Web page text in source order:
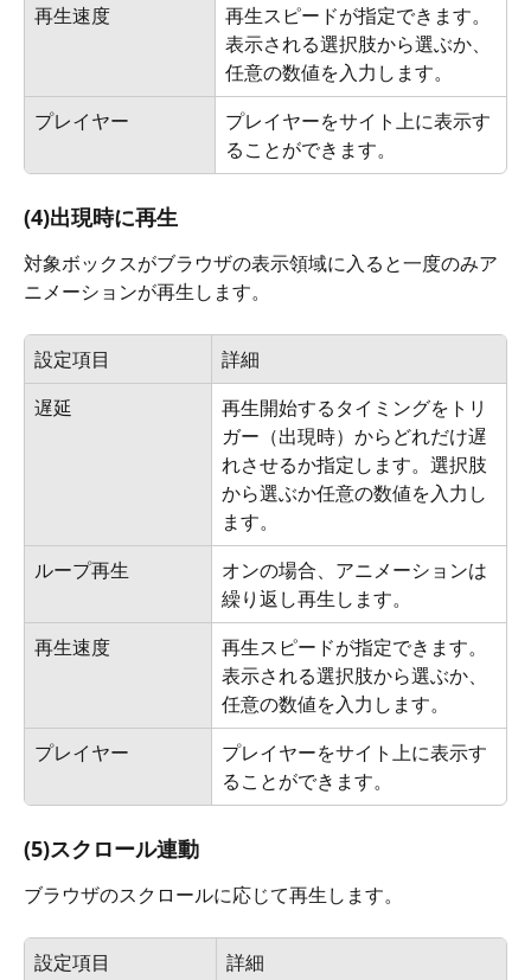
再生速度
再生スピードが指定できます。
表示される選択肢から選ぶか、
任意の数値を入力します。
プレイヤー
プレイヤーをサイト上に表示す
ることができます。
(4)出現時に再生
対象ボックスがブラウザの表示領域に入ると一度のみア
ニメーションが再生します。
設定項目
詳細
遅延
再生開始するタイミングをトリ
ガー（出現時）からどれだけ遅
れさせるか指定します。選択肢
から選ぶか任意の数値を入力し
ます。
ループ再生
オンの場合、アニメーションは
繰り返し再生します。
再生速度
再生スピードが指定できます。
表示される選択肢から選ぶか、
任意の数値を入力します。
プレイヤー
プレイヤーをサイト上に表示す
ることができます。
(5)スクロール連動
ブラウザのスクロールに応じて再生します。
設定項目
詳細